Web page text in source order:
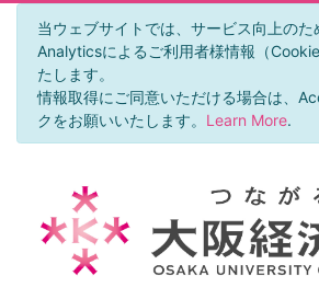
当ウェブサイトでは、サービス向上のた
Analyticsによるご利用者様情報（
たします。
情報取得にご同意いただける場合は、
クをお願いいたします。 Learn More.